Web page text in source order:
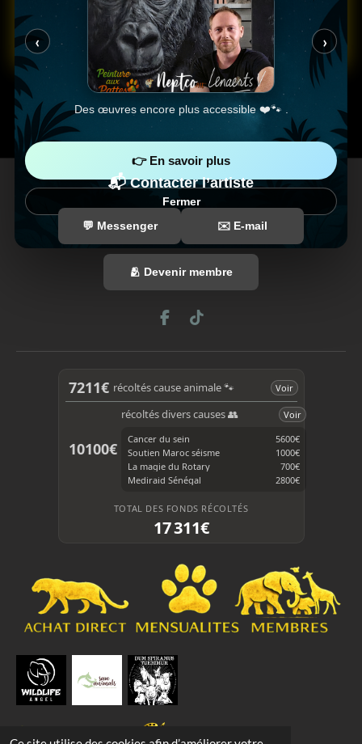
‹
Des œuvres encore plus accessible ❤️🐾 .
›
👉 En savoir plus
Fermer
📬 Contacter l’artiste
💬 Messenger ✉️ E-mail
🫂 Devenir membre
F
c
o
T
k
o
7211€ récoltés cause animale 🐾 Voir
10100€
récoltés divers causes 👥
Voir
Cancer du sein
5600€
Soutien Maroc séisme
1000€
La magie du Rotary
700€
Mediraid Sénégal
2800€
TOTAL DES FONDS RÉCOLTÉS
17 311€